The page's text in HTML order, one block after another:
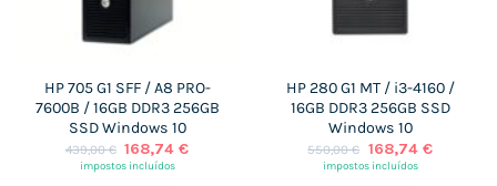
HP 705 G1 SFF / A8 PRO-
7600B / 16GB DDR3 256GB
SSD Windows 10
439,00€ O
preço
168,74€O
impostos incluídos
HP 280 G1 MT / i3-4160 /
16GB DDR3 256GB SSD
Windows 10
550,00€ O
preço
168,74 €O
impostos incluídos